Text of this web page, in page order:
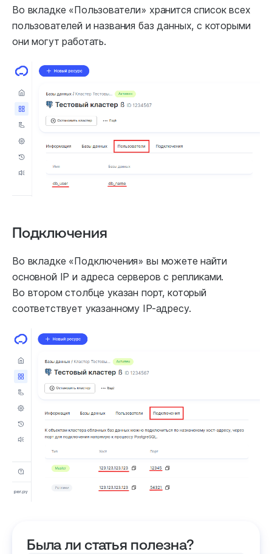
Во вкладке «Пользователи» хранится список всех
пользователей и названия баз данных, с которыми
они могут работать.
Подключения
Во вкладке «Подключения» вы можете найти
основной IP и адреса серверов с репликами.
Во втором столбце указан порт, который
соответствует указанному IP-адресу.
Была ли статья полезна?